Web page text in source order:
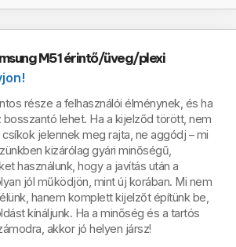
M51 érintő/üveg/plexi
része a felhasználói élménynek, és ha
lehet. Ha a kijelződ törött, nem
jelennek meg rajta, ne aggódj – mi
kizárólag gyári minőségű,
használunk, hogy a javítás után a
jól működjön, mint új korában. Mi nem
hanem komplett kijelzőt építünk be,
kínáljunk. Ha a minőség és a tartós
akkor jó helyen jársz!